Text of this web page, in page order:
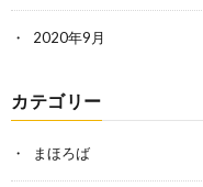
2020年9月
カテゴリー
まほろば